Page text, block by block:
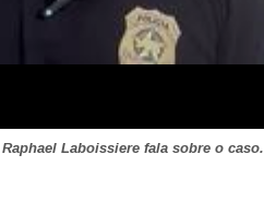
Laboissiere fala sobre o caso.